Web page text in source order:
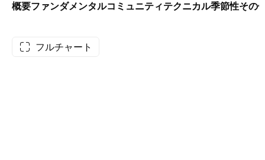
概要ファンダメンタルコミュニティテクニカル季節性その
フルチャート